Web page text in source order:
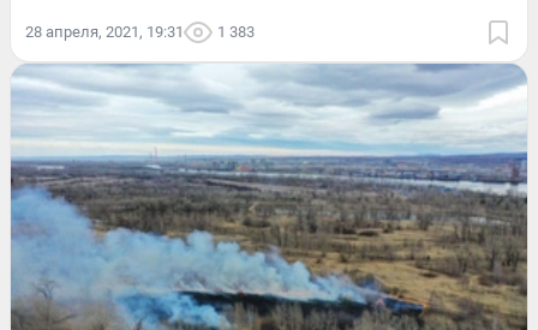
28 апреля, 2021, 19:31 1 383